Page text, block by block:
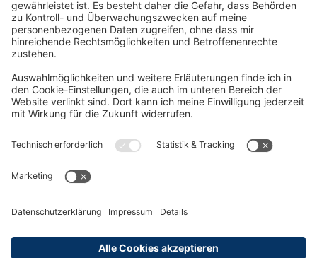
Oft Gesucht
Rund um die Prüfung
Datenschutzerklärung
Widerrufsrecht
Versandinformationen
Erklärung zur Barrierefreiheit
Abonnements hier kündigen